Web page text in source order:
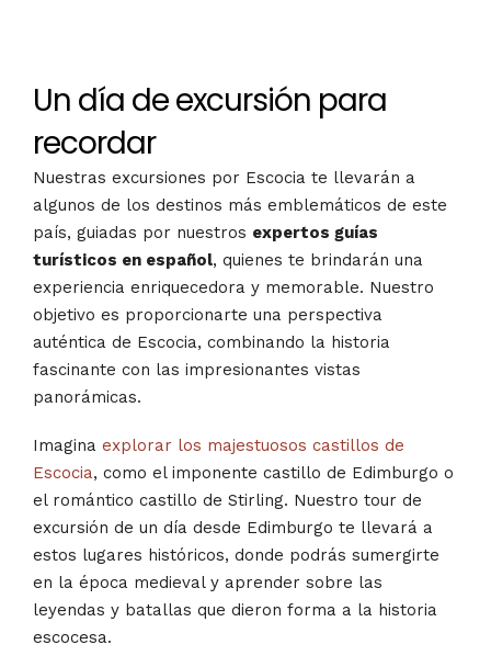
Un día de excursión para
recordar
Nuestras excursiones por Escocia te llevarán a
algunos de los destinos más emblemáticos de este
país, guiadas por nuestros expertos guías
turísticos en español, quienes te brindarán una
experiencia enriquecedora y memorable. Nuestro
objetivo es proporcionarte una perspectiva
auténtica de Escocia, combinando la historia
fascinante con las impresionantes vistas
panorámicas.
Imagina explorar los majestuosos castillos de
Escocia, como el imponente castillo de Edimburgo o
el romántico castillo de Stirling. Nuestro tour de
excursión de un día desde Edimburgo te llevará a
estos lugares históricos, donde podrás sumergirte
en la época medieval y aprender sobre las
leyendas y batallas que dieron forma a la historia
escocesa.